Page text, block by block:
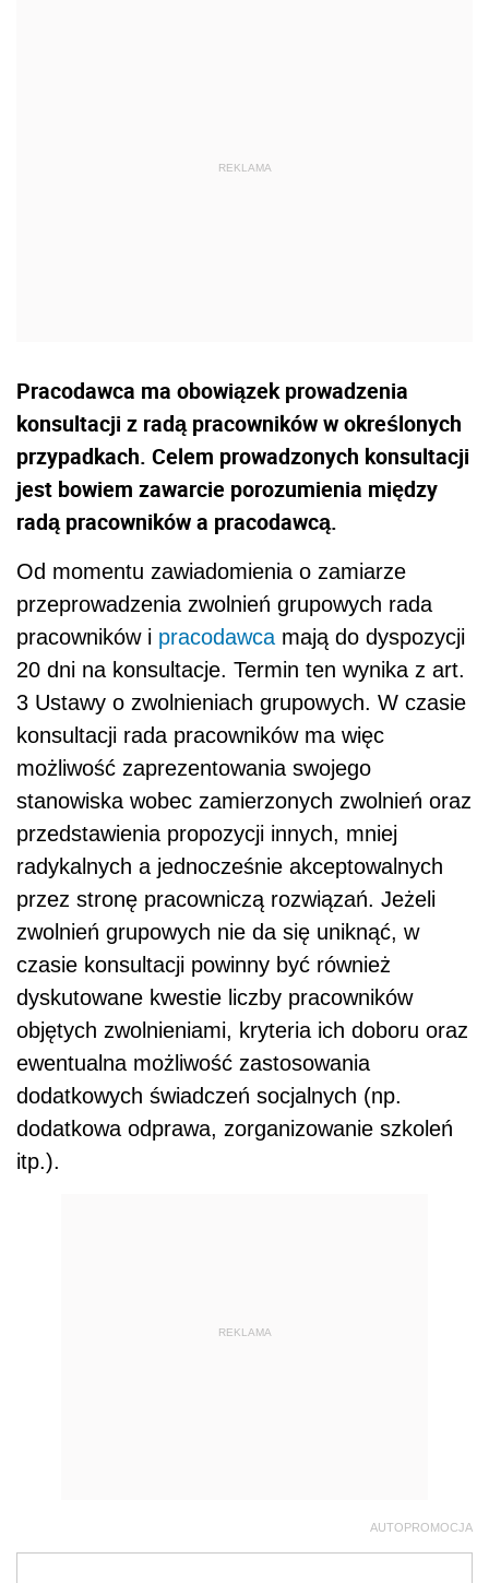
Pracodawca ma obowiązek prowadzenia
konsultacji z radą pracowników w określonych
przypadkach. Celem prowadzonych konsultacji
jest bowiem zawarcie porozumienia między
radą pracowników a pracodawcą.
Od momentu zawiadomienia o zamiarze
przeprowadzenia zwolnień grupowych rada
pracowników i pracodawca mają do dyspozycji
20 dni na konsultacje. Termin ten wynika z art.
3 Ustawy o zwolnieniach grupowych. W czasie
konsultacji rada pracowników ma więc
możliwość zaprezentowania swojego
stanowiska wobec zamierzonych zwolnień oraz
przedstawienia propozycji innych, mniej
radykalnych a jednocześnie akceptowalnych
przez stronę pracowniczą rozwiązań. Jeżeli
zwolnień grupowych nie da się uniknąć, w
czasie konsultacji powinny być również
dyskutowane kwestie liczby pracowników
objętych zwolnieniami, kryteria ich doboru oraz
ewentualna możliwość zastosowania
dodatkowych świadczeń socjalnych (np.
dodatkowa odprawa, zorganizowanie szkoleń
itp.).
REKLAMA
AUTOPROMOCJA